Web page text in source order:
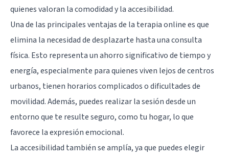
quienes valoran la comodidad y la accesibilidad.
Una de las principales ventajas de la terapia online es que
elimina la necesidad de desplazarte hasta una consulta
física. Esto representa un ahorro significativo de tiempo y
energía, especialmente para quienes viven lejos de centros
urbanos, tienen horarios complicados o dificultades de
movilidad. Además, puedes realizar la sesión desde un
entorno que te resulte seguro, como tu hogar, lo que
favorece la expresión emocional.
La accesibilidad también se amplía, ya que puedes elegir